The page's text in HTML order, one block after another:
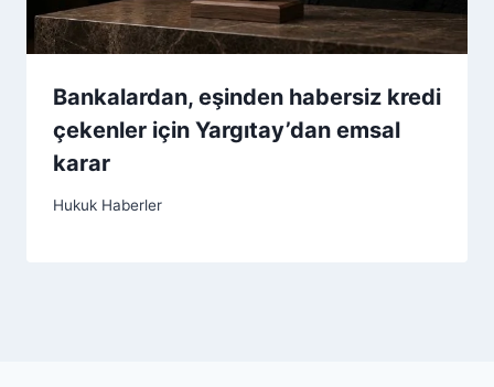
Bankalardan, eşinden habersiz kredi
çekenler için Yargıtay’dan emsal
karar
Hukuk Haberler